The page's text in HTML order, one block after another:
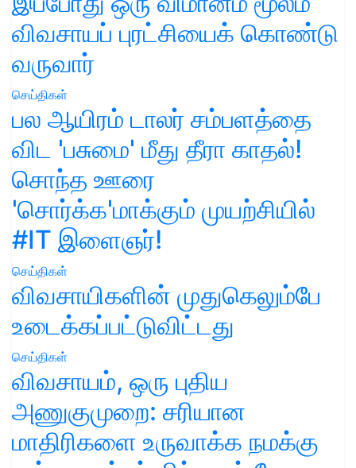
விவசாயப் புரட்சியைக் கொண்டு
வருவார்
செய்திகள்
பல ஆயிரம் டாலர் சம்பளத்தை
விட 'பசுமை' மீது தீரா காதல்!
சொந்த ஊரை
'சொர்க்க'மாக்கும் முயற்சியில்
#IT இளைஞர்!
செய்திகள்
விவசாயிகளின் முதுகெலும்பே
உடைக்கப்பட்டுவிட்டது
செய்திகள்
விவசாயம், ஒரு புதிய
அணுகுமுறை: சரியான
மாதிரிகளை உருவாக்க நமக்கு